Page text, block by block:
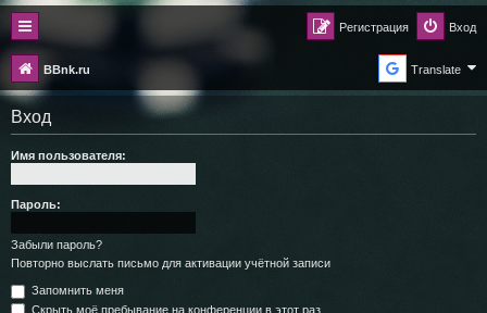
Вход
Регистрация
BBnk.ru Translate
Вход
Имя пользователя:
Пароль:
Забыли пароль?
Повторно выслать письмо для активации учётной записи
Запомнить меня
Скрыть моё пребывание на конференции в этот раз